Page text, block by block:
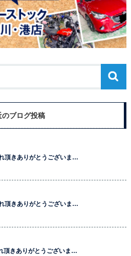
のブログ投稿
頂きありがとうございま…
頂きありがとうございま…
頂きありがとうございま…